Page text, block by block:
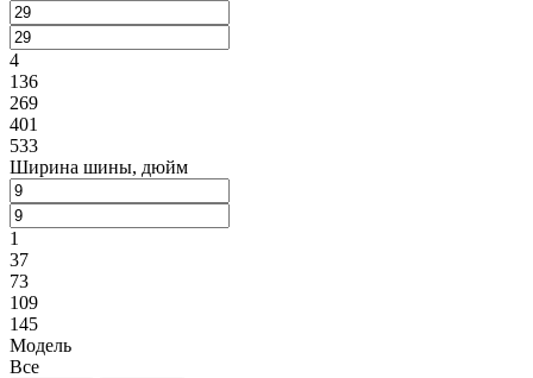
4
136
269
401
533
Ширина шины, дюйм
1
37
73
109
145
Модель
Все